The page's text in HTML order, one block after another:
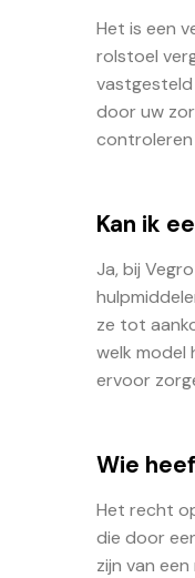
Het is een
rolstoel
door uw
controleren
Kan ik
Ja, bij
ze tot
welk model
ervoor
Wie
Het recht
die door
zijn van